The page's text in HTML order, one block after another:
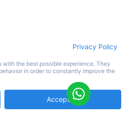
Privacy Policy
with the best possible experience. They
in order to constantly improve the
Accept All